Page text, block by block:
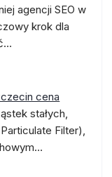
agencji SEO w
krok dla
cena
stałych,
Filter),